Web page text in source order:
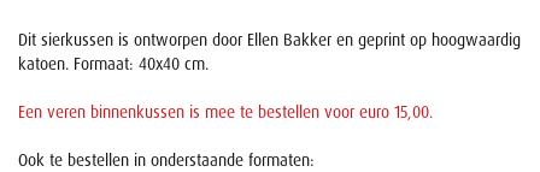
Dit sierkussen is ontworpen door Ellen Bakker en geprint op hoogwaardig
katoen. Formaat: 40x40 cm.
Een veren binnenkussen is mee te bestellen voor euro 15,00.
Ook te bestellen in onderstaande formaten: